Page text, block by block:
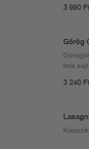
3 990
Görög
feta
3 240